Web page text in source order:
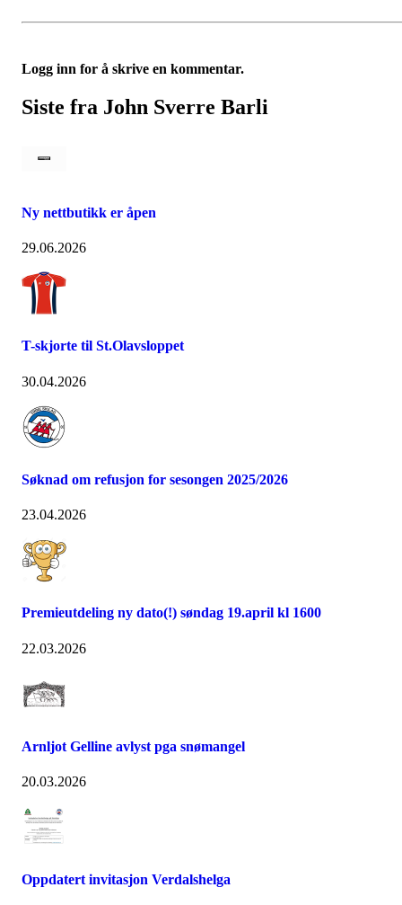
Logg inn for å skrive en kommentar.
Siste fra John Sverre Barli
Ny nettbutikk er åpen
29.06.2026
T-skjorte til St.Olavsloppet
30.04.2026
Søknad om refusjon for sesongen 2025/2026
23.04.2026
Premieutdeling ny dato(!) søndag 19.april kl 1600
22.03.2026
Arnljot Gelline avlyst pga snømangel
20.03.2026
Oppdatert invitasjon Verdalshelga